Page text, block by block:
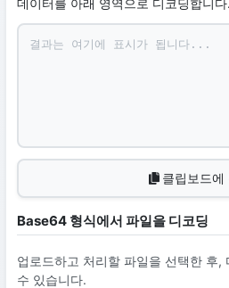
데이터를 아래 영역으로 디코딩합니다.
클립보드에
Base64 형식에서 파일을 디코딩
업로드하고 처리할 파일을 선택한 후,
수 있습니다.